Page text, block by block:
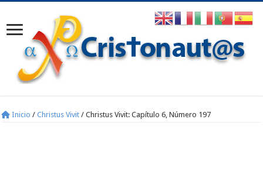
Inicio / Christus Vivit / Christus Vivit: Capítulo 6, Número 197